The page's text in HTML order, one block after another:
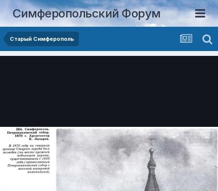
Симферопольский Форум
Старый Симферополь